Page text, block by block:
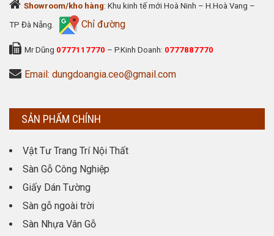
Showroom/kho hàng: Khu kinh tế mới Hoà Ninh – H.Hoà Vang –
TP Đà Nẵng. Chỉ đường
Mr Dũng 0777117770 – P.Kinh Doanh: 0777887770
Email: dungdoangia.ceo@gmail.com
SẢN PHẨM CHÍNH
Vật Tư Trang Trí Nội Thất
Sàn Gỗ Công Nghiệp
Giấy Dán Tường
Sàn gỗ ngoài trời
Sàn Nhựa Vân Gỗ